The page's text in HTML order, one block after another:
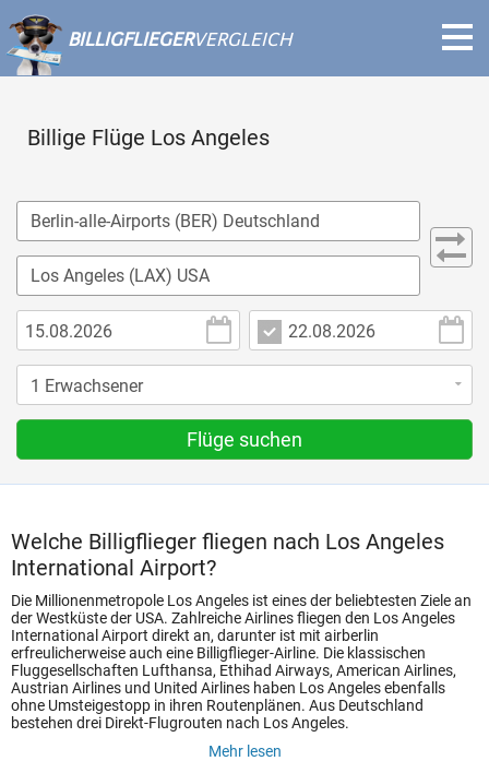
BILLIGFLIEGERVERGLEICH
Billige Flüge Los Angeles
Flüge suchen
Welche Billigflieger fliegen nach Los Angeles
International Airport?
Die Millionenmetropole Los Angeles ist eines der beliebtesten Ziele an
der Westküste der USA. Zahlreiche Airlines fliegen den Los Angeles
International Airport direkt an, darunter ist mit airberlin
erfreulicherweise auch eine Billigflieger-Airline. Die klassischen
Fluggesellschaften Lufthansa, Ethihad Airways, American Airlines,
Austrian Airlines und United Airlines haben Los Angeles ebenfalls
ohne Umsteigestopp in ihren Routenplänen. Aus Deutschland
bestehen drei Direkt-Flugrouten nach Los Angeles.
Mehr lesen